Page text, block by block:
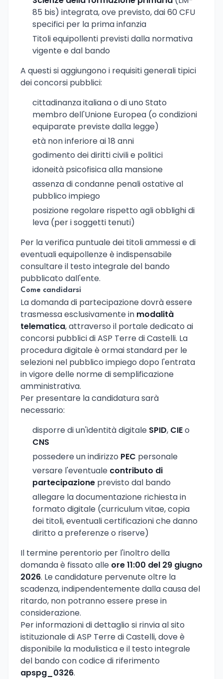
85 bis) integrata, ove previsto, dai 60 CFU
specifici per la prima infanzia
Titoli equipollenti previsti dalla normativa
vigente e dal bando
A questi si aggiungono i requisiti generali tipici
dei concorsi pubblici:
cittadinanza italiana o di uno Stato
membro dell'Unione Europea (o condizioni
equiparate previste dalla legge)
età non inferiore ai 18 anni
godimento dei diritti civili e politici
idoneità psicofisica alla mansione
assenza di condanne penali ostative al
pubblico impiego
posizione regolare rispetto agli obblighi di
leva (per i soggetti tenuti)
Per la verifica puntuale dei titoli ammessi e di
eventuali equipollenze è indispensabile
consultare il testo integrale del bando
pubblicato dall'ente.
Come candidarsi
La domanda di partecipazione dovrà essere
trasmessa esclusivamente in modalità
telematica, attraverso il portale dedicato ai
concorsi pubblici di ASP Terre di Castelli. La
procedura digitale è ormai standard per le
selezioni nel pubblico impiego dopo l'entrata
in vigore delle norme di semplificazione
amministrativa.
Per presentare la candidatura sarà
necessario:
disporre di un'identità digitale SPID, CIEo
CNS
possedere un indirizzo PEC personale
versare l'eventuale contributo di
partecipazione previsto dal bando
allegare la documentazione richiesta in
formato digitale (curriculum vitae, copia
dei titoli, eventuali certificazioni che danno
diritto a preferenze o riserve)
Il termine perentorio per l'inoltro della
domanda è fissato alle ore 11:00 del 29 giugno
2026. Le candidature pervenute oltre la
scadenza, indipendentemente dalla causa del
ritardo, non potranno essere prese in
considerazione.
Per informazioni di dettaglio si rinvia al sito
istituzionale di ASP Terre di Castelli, dove è
disponibile la modulistica e il testo integrale
del bando con codice di riferimento
apspg_0326.